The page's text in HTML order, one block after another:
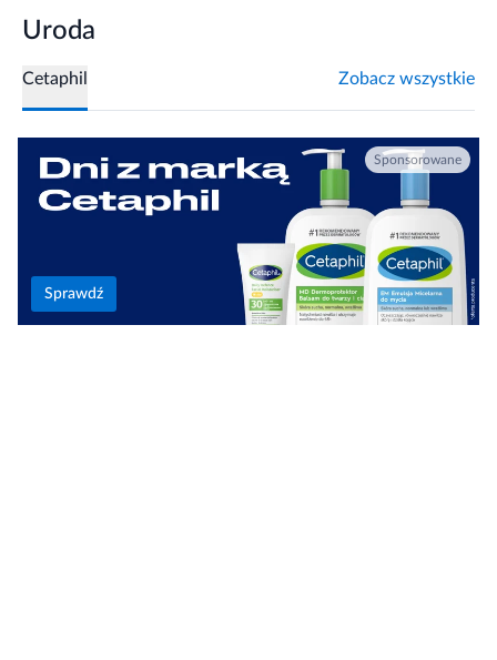
Uroda
Cetaphil Zobacz wszystkie
Sprawdź